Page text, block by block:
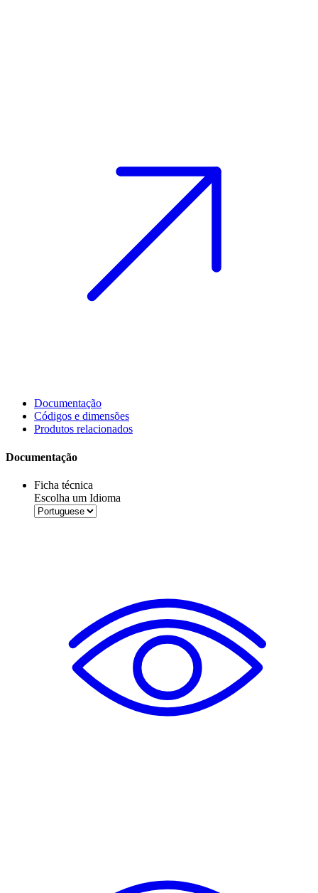
Documentação
Códigos e dimensões
Produtos relacionados
Documentação
Ficha técnica
Escolha um Idioma